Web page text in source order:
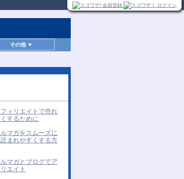
その他 ▼
ィリエイトで売れ
するために
ルマガをスムーズに
まれやすくする方
ルマガとブログでア
エイト